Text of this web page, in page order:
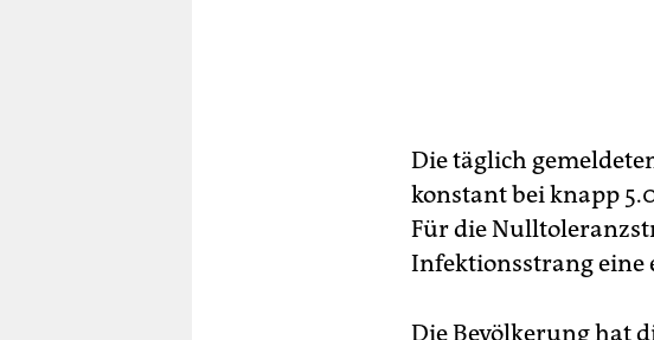
Die täglich
konstant bei knapp
Für die
Infektionsstrang eine
Die Bevölkerung hat